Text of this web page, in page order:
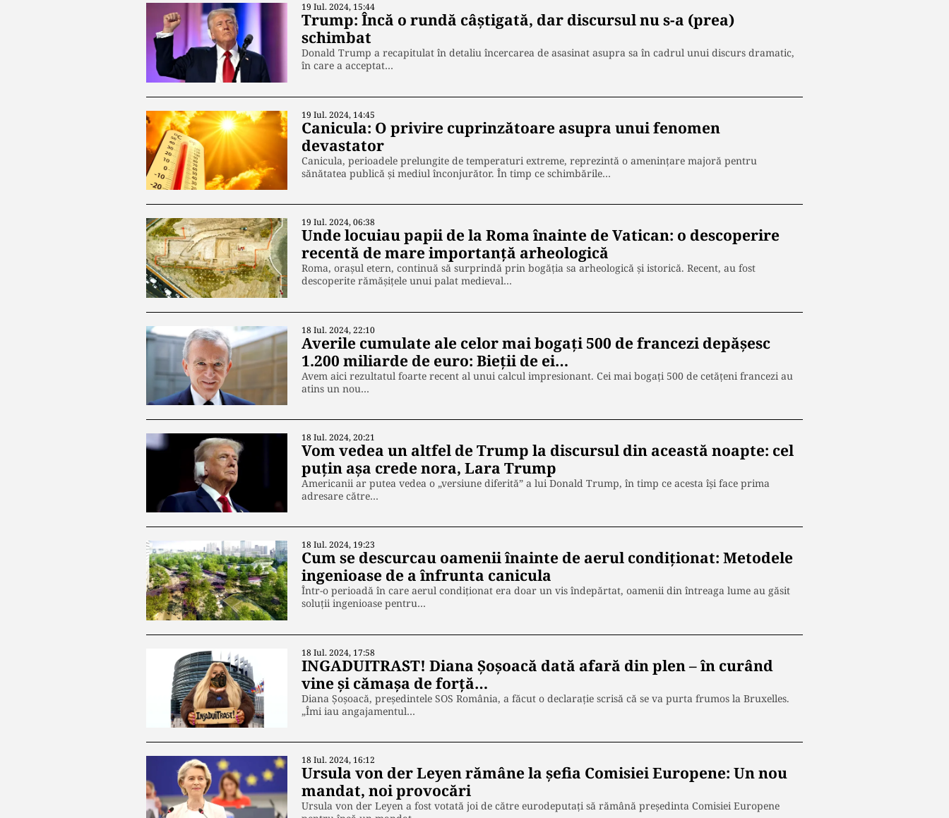
19 Iul. 2024, 15:44
Trump: Încă o rundă câștigată, dar discursul nu s-a (prea)
schimbat
Donald Trump a recapitulat în detaliu încercarea de asasinat asupra sa în cadrul unui discurs dramatic,
în care a acceptat…
19 Iul. 2024, 14:45
Canicula: O privire cuprinzătoare asupra unui fenomen
devastator
Canicula, perioadele prelungite de temperaturi extreme, reprezintă o amenințare majoră pentru
sănătatea publică și mediul înconjurător. În timp ce schimbările…
19 Iul. 2024, 06:38
Unde locuiau papii de la Roma înainte de Vatican: o descoperire
recentă de mare importanță arheologică
Roma, orașul etern, continuă să surprindă prin bogăția sa arheologică și istorică. Recent, au fost
descoperite rămășițele unui palat medieval…
18 Iul. 2024, 22:10
Averile cumulate ale celor mai bogați 500 de francezi depășesc
1.200 miliarde de euro: Bieții de ei…
Avem aici rezultatul foarte recent al unui calcul impresionant. Cei mai bogați 500 de cetățeni francezi au
atins un nou…
18 Iul. 2024, 20:21
Vom vedea un altfel de Trump la discursul din această noapte: cel
puțin așa crede nora, Lara Trump
Americanii ar putea vedea o „versiune diferită” a lui Donald Trump, în timp ce acesta își face prima
adresare către…
18 Iul. 2024, 19:23
Cum se descurcau oamenii înainte de aerul condiționat: Metodele
ingenioase de a înfrunta canicula
Într-o perioadă în care aerul condiționat era doar un vis îndepărtat, oamenii din întreaga lume au găsit
soluții ingenioase pentru…
18 Iul. 2024, 17:58
INGADUITRAST! Diana Șoșoacă dată afară din plen – în curând
vine și cămașa de forță…
Diana Șoșoacă, președintele SOS România, a făcut o declarație scrisă că se va purta frumos la Bruxelles.
„Îmi iau angajamentul…
18 Iul. 2024, 16:12
Ursula von der Leyen rămâne la șefia Comisiei Europene: Un nou
mandat, noi provocări
Ursula von der Leyen a fost votată joi de către eurodeputați să rămână președinta Comisiei Europene